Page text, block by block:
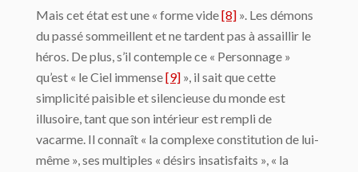
Mais cet état est une « forme vide[8] ». Les démons
du passé sommeillent et ne tardent pas à assaillir le
héros. De plus, s’il contemple ce « Personnage »
qu’est « le Ciel immense[9] », il sait que cette
simplicité paisible et silencieuse du monde est
illusoire, tant que son intérieur est rempli de
vacarme. Il connaît « la complexe constitution de lui-
même », ses multiples « désirs insatisfaits », « la